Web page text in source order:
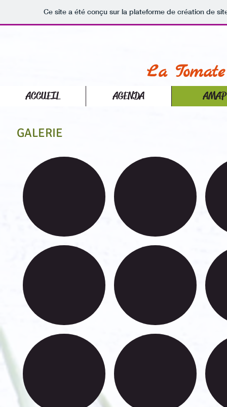
Ce site a été conçu sur la plateforme de création de
La
ACCUEIL AGENDA AMAP
GALERIE